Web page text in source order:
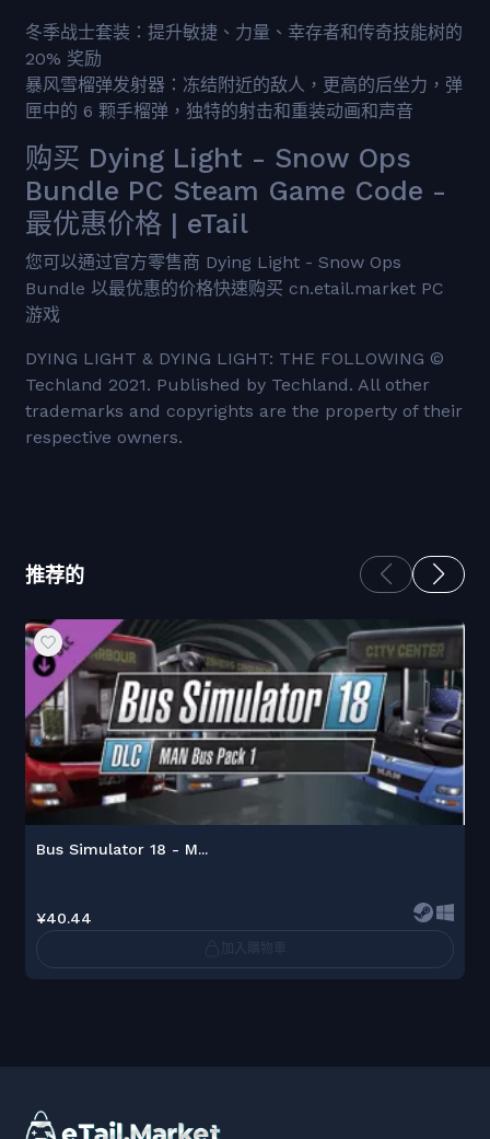
冬季战士套装：提升敏捷、力量、幸存者和传奇技能树的
20% 奖励
暴风雪榴弹发射器：冻结附近的敌人，更高的后坐力，弹
匣中的 6 颗手榴​​弹，独特的射击和重装动画和声音
购买 Dying Light - Snow Ops
Bundle PC Steam Game Code -
最优惠价格 | eTail
您可以通过官方零售商 Dying Light - Snow Ops
Bundle 以最优惠的价格快速购买 cn.etail.market PC
游戏
DYING LIGHT & DYING LIGHT: THE FOLLOWING ©
Techland 2021. Published by Techland. All other
trademarks and copyrights are the property of their
respective owners.
推荐的
Bus Simulator 18 - M...
¥40.44